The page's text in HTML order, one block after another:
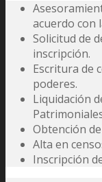
acuerdo con
Solicitud de
inscripción.
Escritura de
poderes.
Liquidación
Obtención
Alta en
Inscripción